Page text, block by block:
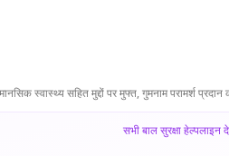
स्वास्थ्य सहित मुद्दों पर मुफ्त, गुमनाम परामर्श प्रदान
सभी बाल सुरक्षा हेल्पलाइन